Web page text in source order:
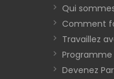
Qui
Comment
Travaillez
Devenez